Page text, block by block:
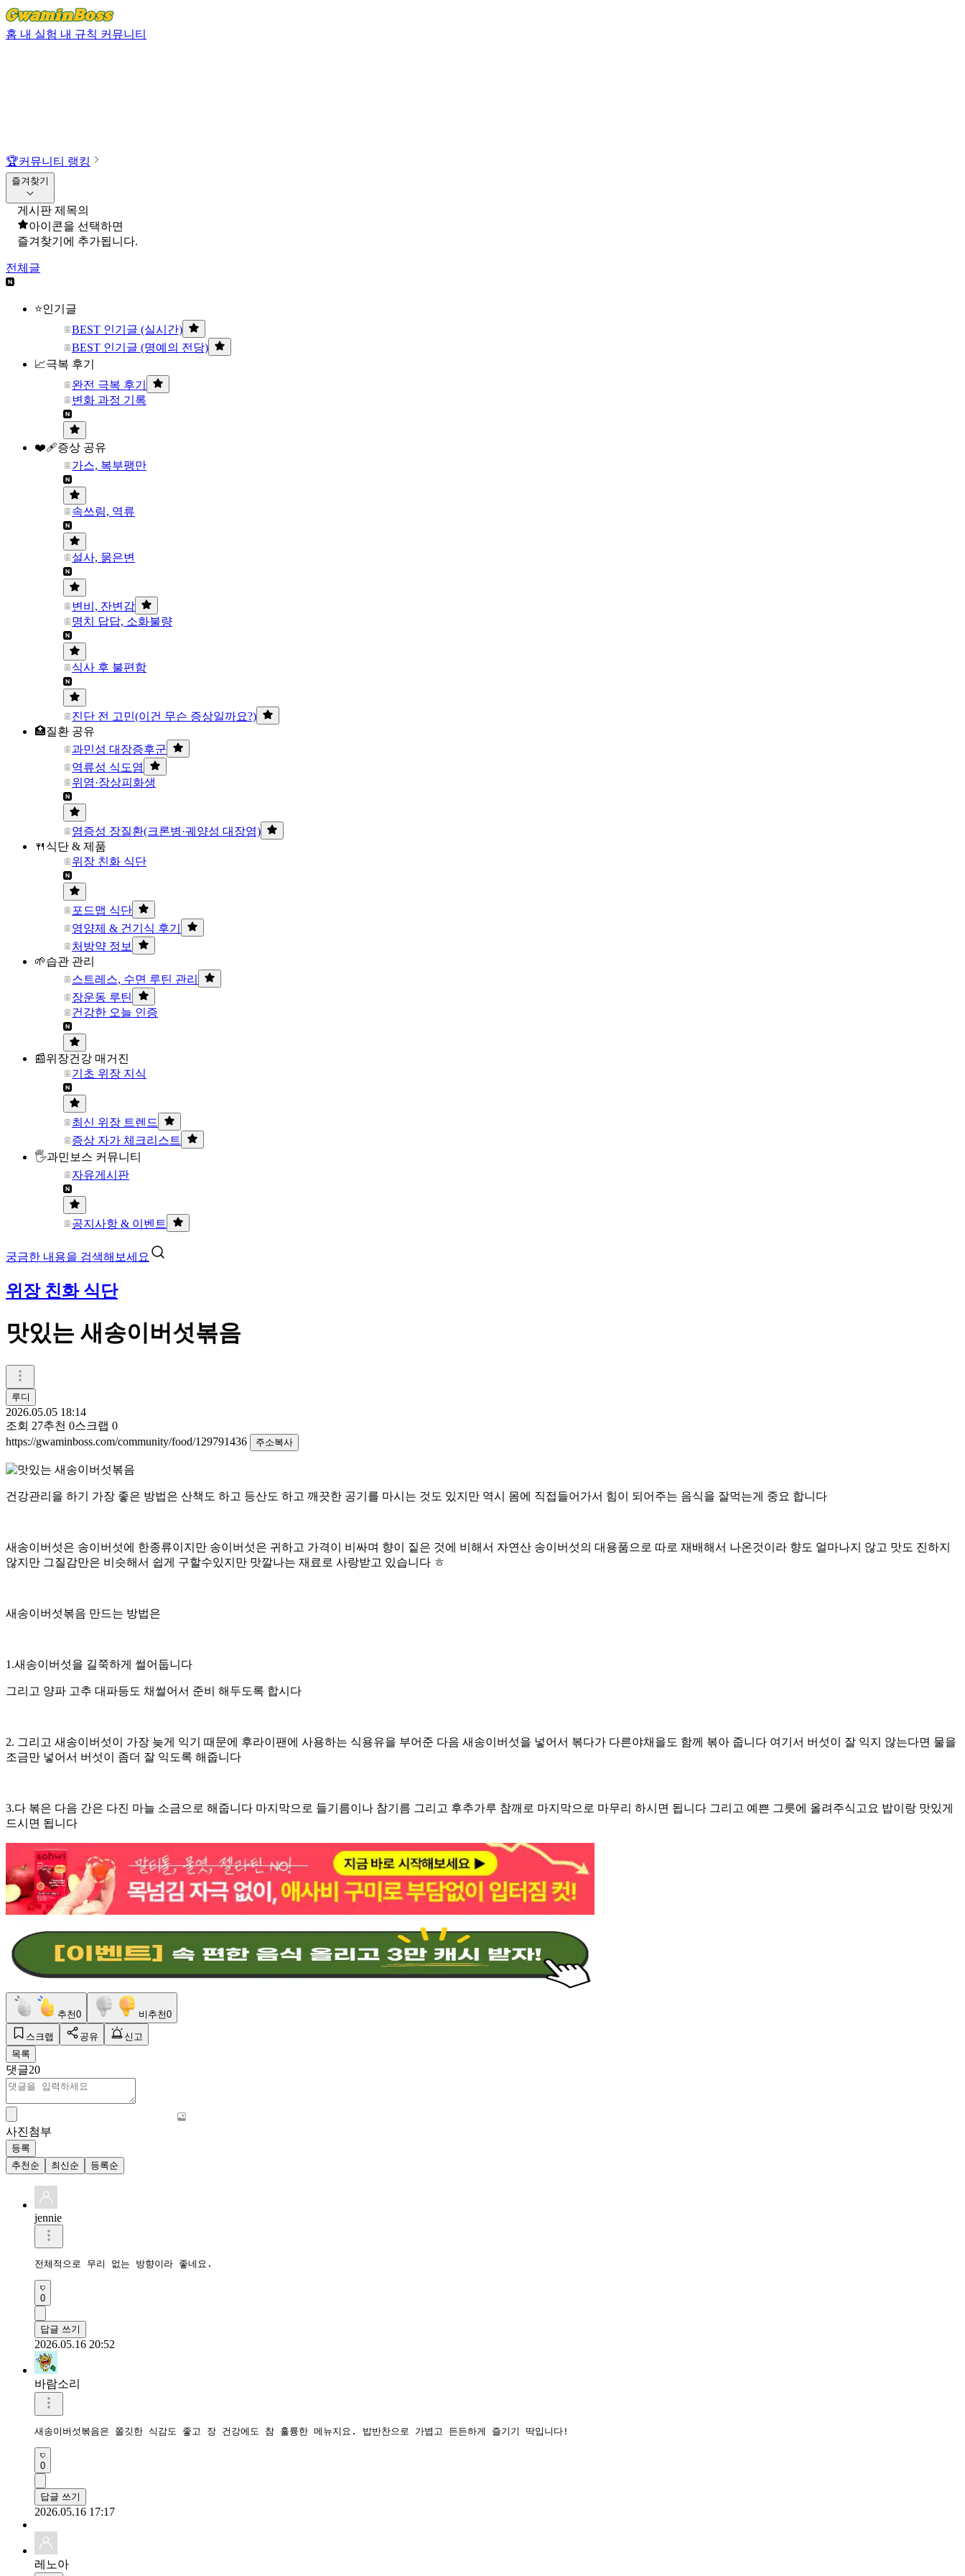
홈 내 실험 내 규칙 커뮤니티
🏆커뮤니티 랭킹
즐겨찾기
게시판 제목의
아이콘을 선택하면
즐겨찾기에 추가됩니다.
전체글
⭐인기글
BEST 인기글 (실시간)
BEST 인기글 (명예의 전당)
📈극복 후기
완전 극복 후기
변화 과정 기록
❤️‍🩹증상 공유
가스, 복부팽만
속쓰림, 역류
설사, 묽은변
변비, 잔변감
명치 답답, 소화불량
식사 후 불편함
진단 전 고민(이건 무슨 증상일까요?)
🏥질환 공유
과민성 대장증후군
역류성 식도염
위염·장상피화생
염증성 장질환(크론병·궤양성 대장염)
🍴식단 & 제품
위장 친화 식단
포드맵 식단
영양제 & 건기식 후기
처방약 정보
🌱습관 관리
스트레스, 수면 루틴 관리
장운동 루틴
건강한 오늘 인증
📰위장건강 매거진
기초 위장 지식
최신 위장 트렌드
증상 자가 체크리스트
🖐과민보스 커뮤니티
자유게시판
공지사항 & 이벤트
궁금한 내용을 검색해보세요
위장 친화 식단
맛있는 새송이버섯볶음
루디
2026.05.05 18:14
조회 27추천 0스크랩 0
https://gwaminboss.com/community/food/129791436
주소복사
건강관리을 하기 가장 좋은 방법은 산책도 하고 등산도 하고 깨끗한 공기를 마시는 것도 있지만 역시 몸에 직접들어가서 힘이 되어주는 음식을 잘먹는게 중요 합니다
새송이버섯은 송이버섯에 한종류이지만 송이버섯은 귀하고 가격이 비싸며 향이 짙은 것에 비해서 자연산 송이버섯의 대용품으로 따로 재배해서 나온것이라 향도 얼마나지 않고 맛도 진하지
않지만 그질감만은 비슷해서 쉽게 구할수있지만 맛깔나는 재료로 사랑받고 있습니다 ㅎ
새송이버섯볶음 만드는 방법은
1.새송이버섯을 길쭉하게 썰어둡니다
그리고 양파 고추 대파등도 채썰어서 준비 해두도록 합시다
2. 그리고 새송이버섯이 가장 늦게 익기 때문에 후라이팬에 사용하는 식용유을 부어준 다음 새송이버섯을 넣어서 볶다가 다른야채을도 함께 볶아 줍니다 여기서 버섯이 잘 익지 않는다면 물을
조금만 넣어서 버섯이 좀더 잘 익도록 해줍니다
3.다 볶은 다음 간은 다진 마늘 소금으로 해줍니다 마지막으로 들기름이나 참기름 그리고 후추가루 참깨로 마지막으로 마무리 하시면 됩니다 그리고 예쁜 그릇에 올려주식고요 밥이랑 맛있게
드시면 됩니다
추천0 비추천0
스크랩 공유
신고
목록
댓글20
사진첨부
등록
추천순
최신순 등록순
jennie
전체적으로 무리 없는 방향이라 좋네요.
0
답글 쓰기
2026.05.16 20:52
바람소리
새송이버섯볶음은 쫄깃한 식감도 좋고 장 건강에도 참 훌륭한 메뉴지요. 밥반찬으로 가볍고 든든하게 즐기기 딱입니다!
0
답글 쓰기
2026.05.16 17:17
레노아